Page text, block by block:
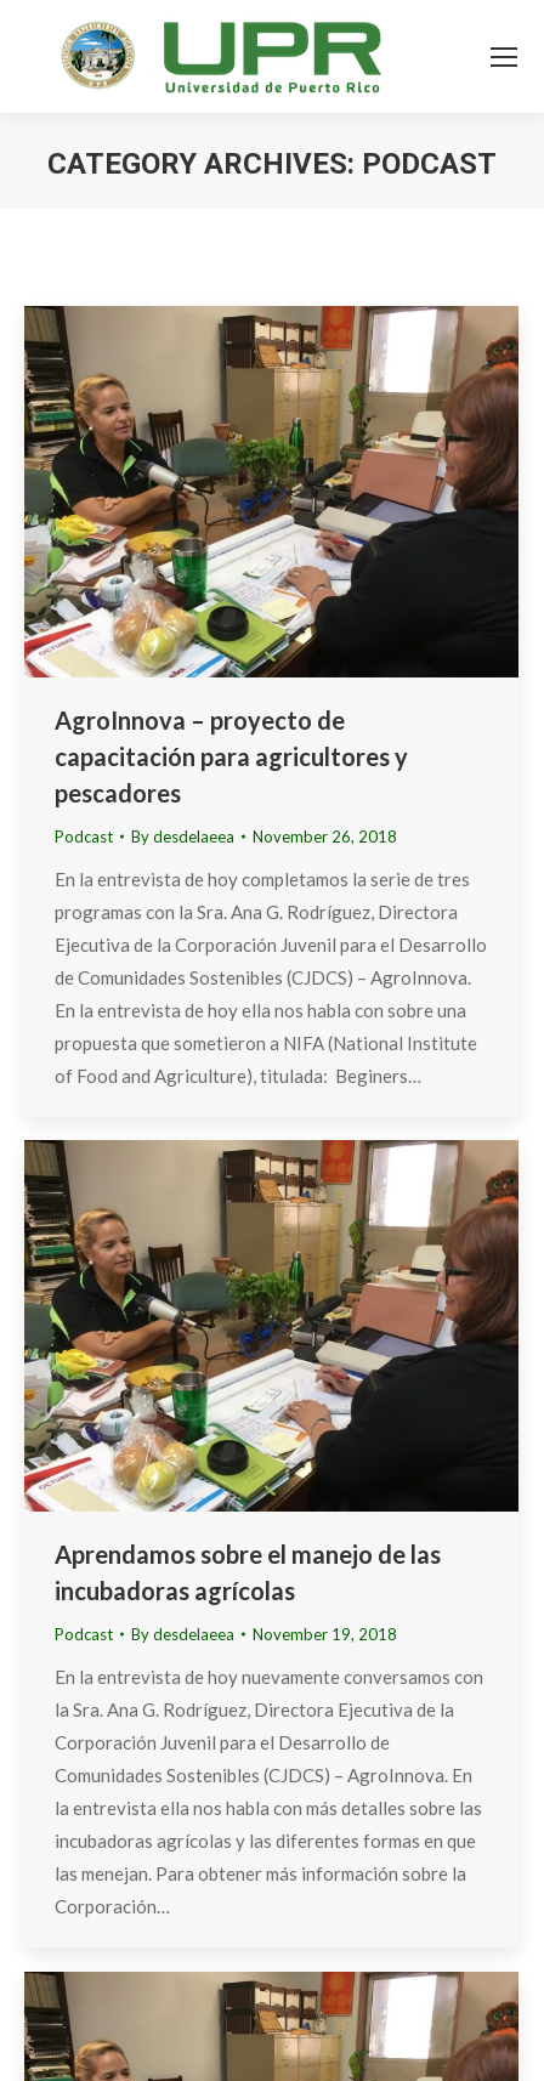
CATEGORY ARCHIVES: PODCAST
AgroInnova – proyecto de
capacitación para agricultores y
pescadores
Podcast Bydesdelaeea November 26, 2018
En la entrevista de hoy completamos la serie de tres
programas con la Sra. Ana G. Rodríguez, Directora
Ejecutiva de la Corporación Juvenil para el Desarrollo
de Comunidades Sostenibles (CJDCS) – AgroInnova.
En la entrevista de hoy ella nos habla con sobre una
propuesta que sometieron a NIFA (National Institute
of Food and Agriculture), titulada: Beginers…
Aprendamos sobre el manejo de las
incubadoras agrícolas
Podcast Bydesdelaeea November 19, 2018
En la entrevista de hoy nuevamente conversamos con
la Sra. Ana G. Rodríguez, Directora Ejecutiva de la
Corporación Juvenil para el Desarrollo de
Comunidades Sostenibles (CJDCS) – AgroInnova. En
la entrevista ella nos habla con más detalles sobre las
incubadoras agrícolas y las diferentes formas en que
las menejan. Para obtener más información sobre la
Corporación…